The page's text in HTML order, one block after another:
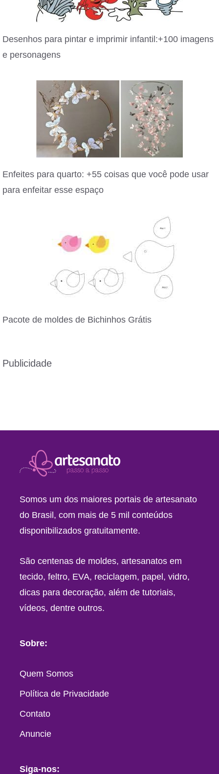
Desenhos para pintar e imprimir infantil:+100 imagens
e personagens
Enfeites para quarto: +55 coisas que você pode usar
para enfeitar esse espaço
Pacote de moldes de Bichinhos Grátis
Publicidade
Somos um dos maiores portais de artesanato
do Brasil, com mais de 5 mil conteúdos
disponibilizados gratuitamente.
São centenas de moldes, artesanatos em
tecido, feltro, EVA, reciclagem, papel, vidro,
dicas para decoração, além de tutoriais,
vídeos, dentre outros.
Sobre:
Quem Somos
Política de Privacidade
Contato
Anuncie
Siga-nos: